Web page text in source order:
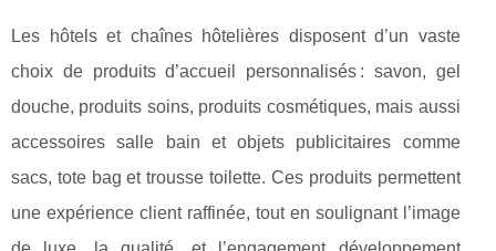
Les hôtels et chaînes hôtelières disposent d’un vaste
choix de produits d’accueil personnalisés : savon, gel
douche, produits soins, produits cosmétiques, mais aussi
accessoires salle bain et objets publicitaires comme
sacs, tote bag et trousse toilette. Ces produits permettent
une expérience client raffinée, tout en soulignant l’image